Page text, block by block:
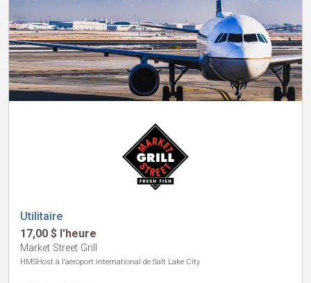
Utilitaire
17,00 $ l'heure
Market Street Grill
HMSHost à l’aéroport international de Salt Lake City